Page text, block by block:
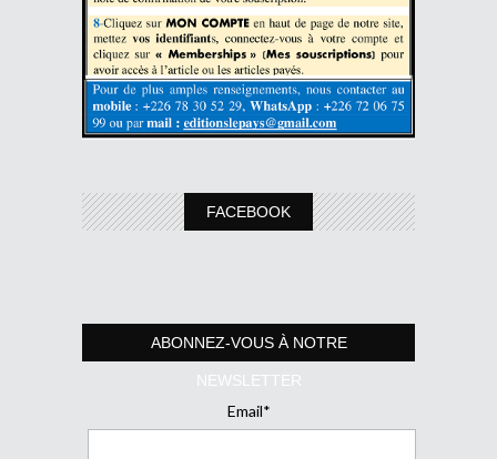
FACEBOOK
ABONNEZ-VOUS À NOTRE
NEWSLETTER
Email*